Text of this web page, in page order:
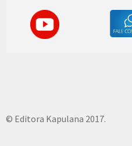
© Editora Kapulana 2017.